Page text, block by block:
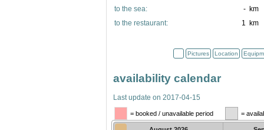
- km
to the sea:
1 km
to the restaurant:
Pictures Location
availability calendar
Last update on 2017-04-15
= booked / unavailable period =